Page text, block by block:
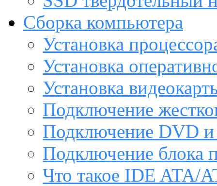
Сборка компьютера
Установка
Установка
Установка
Подключение
Подключение DVD и
Подключение блока
Что такое IDE ATA/